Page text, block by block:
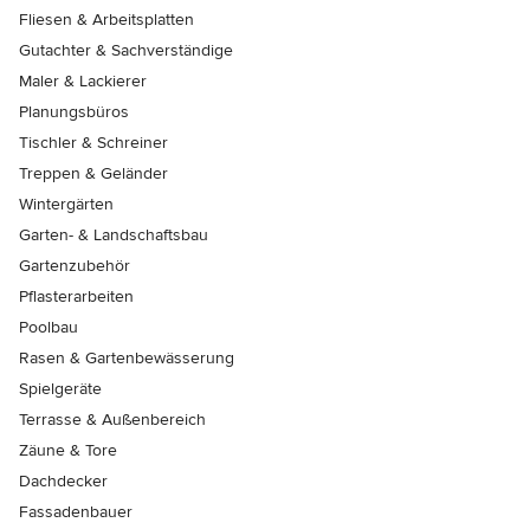
Fliesen & Arbeitsplatten
Gutachter & Sachverständige
Maler & Lackierer
Planungsbüros
Tischler & Schreiner
Treppen & Geländer
Wintergärten
Garten- & Landschaftsbau
Gartenzubehör
Pflasterarbeiten
Poolbau
Rasen & Gartenbewässerung
Spielgeräte
Terrasse & Außenbereich
Zäune & Tore
Dachdecker
Fassadenbauer